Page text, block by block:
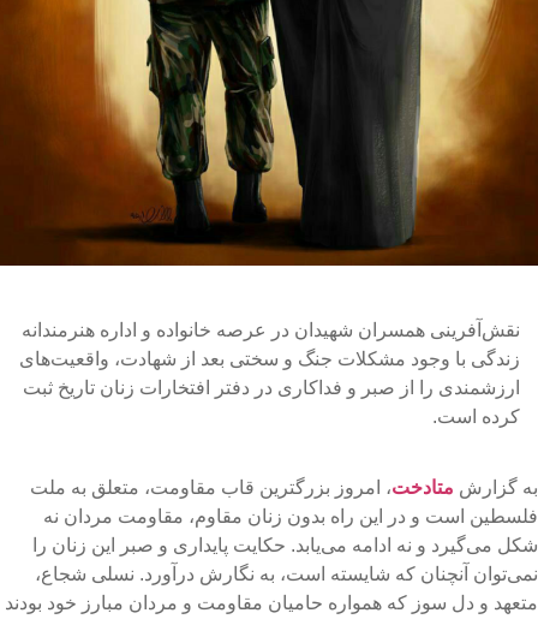
نقش‌آفرینی همسران شهیدان در عرصه خانواده و اداره هنرمندانه
زندگی با وجود مشکلات جنگ و سختی بعد از شهادت، واقعیت‌های
ارزشمندی را از صبر و فداکاری در دفتر افتخارات زنان تاریخ ثبت
کرده است.
گزارش متادخت، امروز بزرگترین قاب مقاومت، متعلق به ملت
است و در این راه بدون زنان مقاوم، مقاومت مردان نه
می‌گیرد و نه ادامه می‌یابد. حکایت پایداری و صبر این زنان را
آنچنان که شایسته است، به نگارش درآورد. نسلی شجاع،
و دل سوز که همواره حامیان مقاومت و مردان مبارز خود بودند